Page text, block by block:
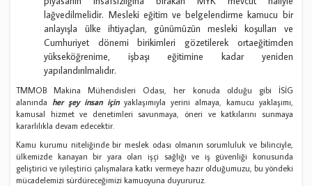
lağvedilmelidir. Mesleki eğitim ve belgelendirme kamucu bir
anlayışla ülke ihtiyaçları, günümüzün mesleki koşulları ve
Cumhuriyet dönemi birikimleri gözetilerek ortaeğitimden
yükseköğrenime, işbaşı eğitimine kadar yeniden
yapılandırılmalıdır.
TMMOB Makina Mühendisleri Odası, her konuda olduğu gibi İSİG
alanında her şey insan içinyaklaşımıyla yerini almaya, kamucu yaklaşımı,
kamusal hizmet ve denetimleri savunmaya, öneri ve katkılarını sunmaya
kararlılıkla devam edecektir.
Kamu kurumu niteliğinde bir meslek odası olmanın sorumluluk ve bilinciyle,
ülkemizde kanayan bir yara olan işçi sağlığı ve iş güvenliği konusunda
geliştirici ve iyileştirici çalışmalara katkı vermeye hazır olduğumuzu, bu yöndeki
mücadelemizi sürdüreceğimizi kamuoyuna duyururuz.